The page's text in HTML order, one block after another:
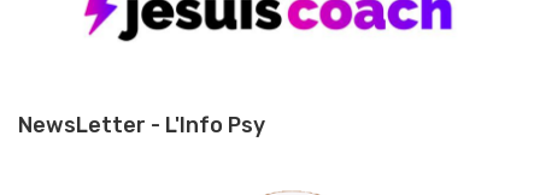
NewsLetter - L'Info Psy